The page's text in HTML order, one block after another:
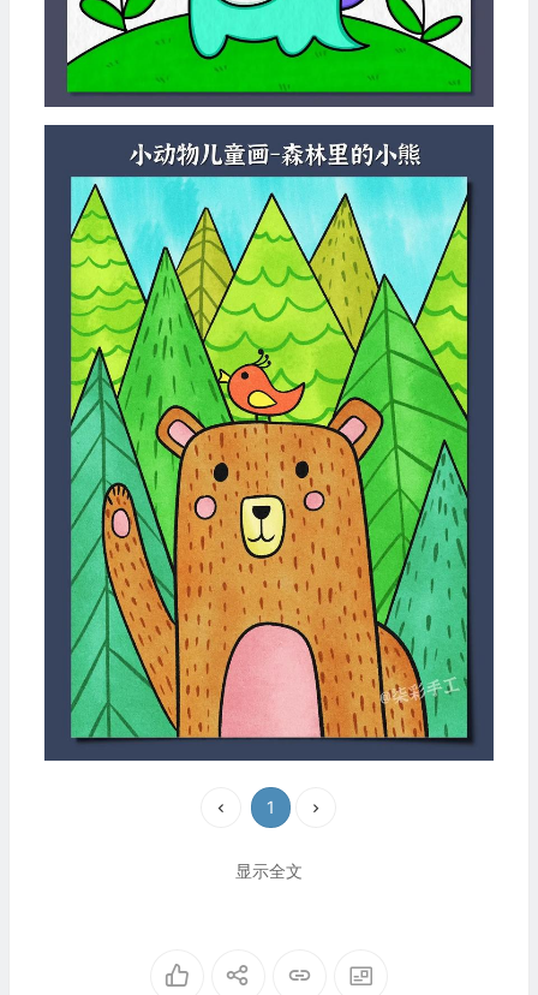
1
显示全文